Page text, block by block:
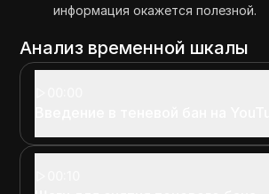
информация окажется полезной.
Анализ временной шкалы